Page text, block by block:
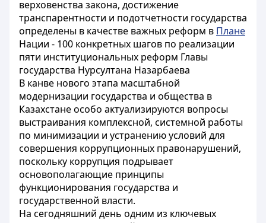
верховенства закона, достижение
транспарентности и подотчетности государства
определены в качестве важных реформ в Плане
Нации - 100 конкретных шагов по реализации
пяти институциональных реформ Главы
государства Нурсултана Назарбаева
В канве нового этапа масштабной
модернизации государства и общества в
Казахстане особо актуализируются вопросы
выстраивания комплексной, системной работы
по минимизации и устранению условий для
совершения коррупционных правонарушений,
поскольку коррупция подрывает
основополагающие принципы
функционирования государства и
государственной власти.
На сегодняшний день одним из ключевых